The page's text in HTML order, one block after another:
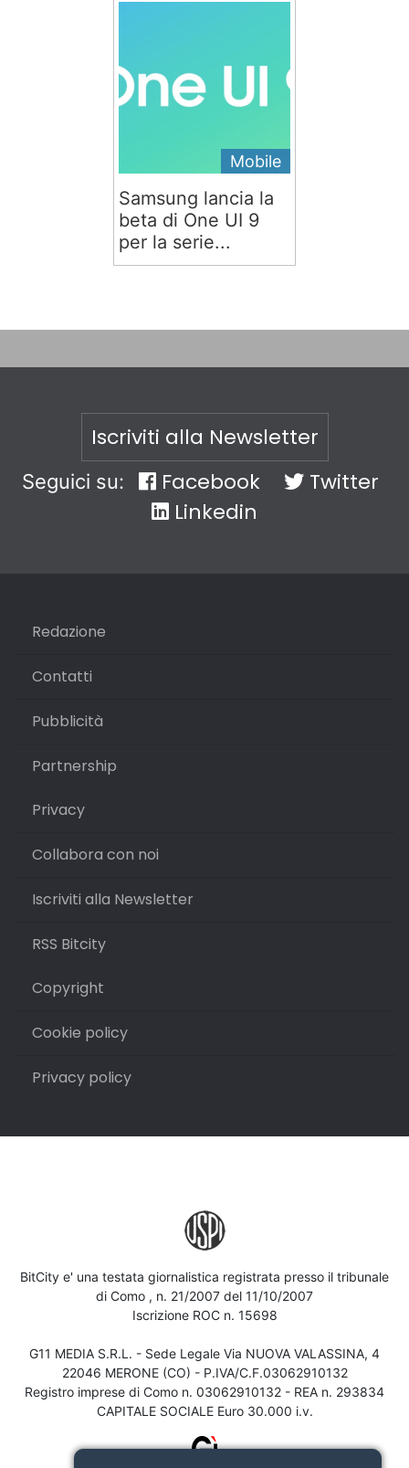
Mobile
Samsung lancia la
beta di One UI 9
per la serie...
Iscriviti alla Newsletter
Seguici su: Facebook
Twitter
Linkedin
Redazione
Contatti
Pubblicità
Partnership
Privacy
Collabora con noi
Iscriviti alla Newsletter
RSS Bitcity
Copyright
Cookie policy
Privacy policy
BitCity e' una testata giornalistica registrata presso il tribunale
di Como , n. 21/2007 del 11/10/2007
Iscrizione ROC n. 15698
G11 MEDIA S.R.L. - Sede Legale Via NUOVA VALASSINA, 4
22046 MERONE (CO) - P.IVA/C.F.03062910132
Registro imprese di Como n. 03062910132 - REA n. 293834
CAPITALE SOCIALE Euro 30.000 i.v.